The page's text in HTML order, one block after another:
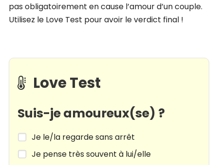
pas obligatoirement en cause l’amour d’un couple.
Utilisez le Love Test pour avoir le verdict final !
Love Test
Suis-je amoureux(se) ?
Je le/la regarde sans arrêt
Je pense très souvent à lui/elle